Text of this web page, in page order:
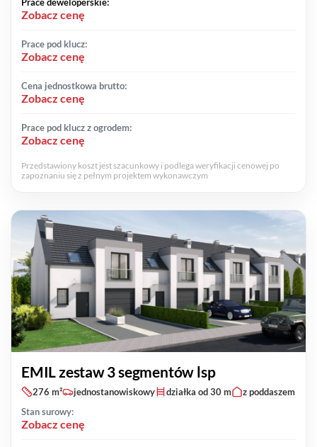
Zobacz cenę
Prace pod klucz:
Zobacz cenę
Cena jednostkowa brutto:
Zobacz cenę
Prace pod klucz z ogrodem:
Zobacz cenę
Przedstawiony koszt jest szacunkowy i podlega weryfikacji cenowej po
zapoznaniu się z pełnym projektem wykonawczym
EMIL zestaw 3 segmentów lsp
276 m² jednostanowiskowy działka od 30 m
z poddaszem
Stan surowy:
Zobacz cenę